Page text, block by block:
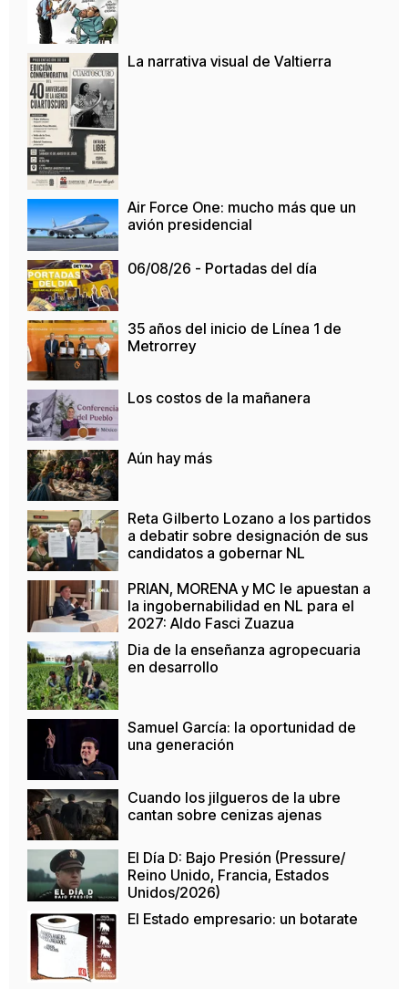
La narrativa visual de Valtierra
Air Force One: mucho más que un
avión presidencial
06/08/26 - Portadas del día
35 años del inicio de Línea 1 de
Metrorrey
Los costos de la mañanera
Aún hay más
Reta Gilberto Lozano a los partidos
a debatir sobre designación de sus
candidatos a gobernar NL
PRIAN, MORENA y MC le apuestan a
la ingobernabilidad en NL para el
2027: Aldo Fasci Zuazua
Dia de la enseñanza agropecuaria
en desarrollo
Samuel García: la oportunidad de
una generación
Cuando los jilgueros de la ubre
cantan sobre cenizas ajenas
El Día D: Bajo Presión (Pressure/
Reino Unido, Francia, Estados
Unidos/2026)
El Estado empresario: un botarate